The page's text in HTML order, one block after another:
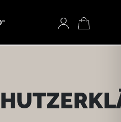
Graycano Startseite